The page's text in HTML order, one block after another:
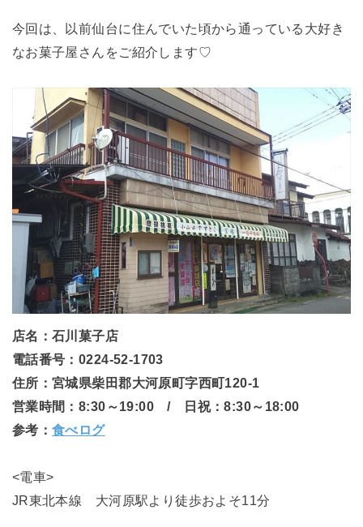
今回は、以前仙台に住んでいた頃から通っている大好き
なお菓子屋さんをご紹介します♡
店名：石川菓子店
電話番号：0224-52-1703
住所：宮城県柴田郡大河原町字西町120-1
営業時間：8:30～19:00 / 日祝：8:30～18:00
参考：食べログ
<電車>
JR東北本線 大河原駅より徒歩およそ11分